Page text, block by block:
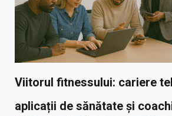
Viitorul fitnessului: cariere
aplicații de sănătate și